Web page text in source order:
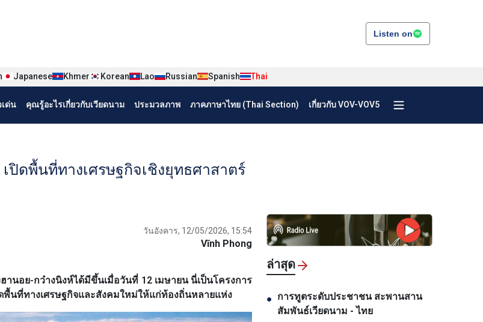
Thái Listen on
Japanese Khmer Korean Lao Russian Spanish Thai
ด่น คุณรู้อะไรเกี่ยวกับเวียดนาม ประมวลภาพ ภาคภาษาไทย (Thai Section) เกี่ยวกับ VOV-VOV5
ปิดพื้นที่ทางเศรษฐกิจเชิงยุทธศาสาตร์
วันอังคาร, 12/05/2026, 15:54
Vĩnh Phong
านอย-กว๋างนิงห์ได้มีขึ้นเมื่อวันที่ 12 เมษายน นี่เป็นโครงการ
ที่ทางเศรษฐกิจและสังคมใหม่ให้แก่ท้องถิ่นหลายแห่ง
ล่าสุด
● การทูตระดับประชาชน สะพานสาน
สัมพันธ์เวียดนาม - ไทย